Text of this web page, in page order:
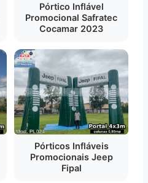
Pórtico Inflável
Promocional Safratec
Cocamar 2023
Pórticos Infláveis
Promocionais Jeep
Fipal